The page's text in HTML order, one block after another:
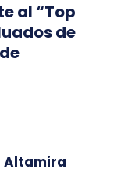
al “Top
de
Altamira